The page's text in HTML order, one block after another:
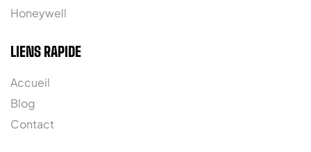
Honeywell
LIENS RAPIDE
Accueil
Blog
Contact